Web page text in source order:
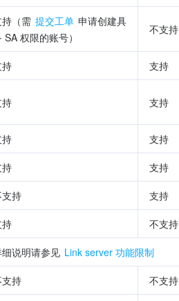
（需 提交工单 申请创建具
SA 权限的账号）
不支持
支持
支持
支持
支持
持 支持
不支持
说明请参见 Link server 功能限制
持 不支持